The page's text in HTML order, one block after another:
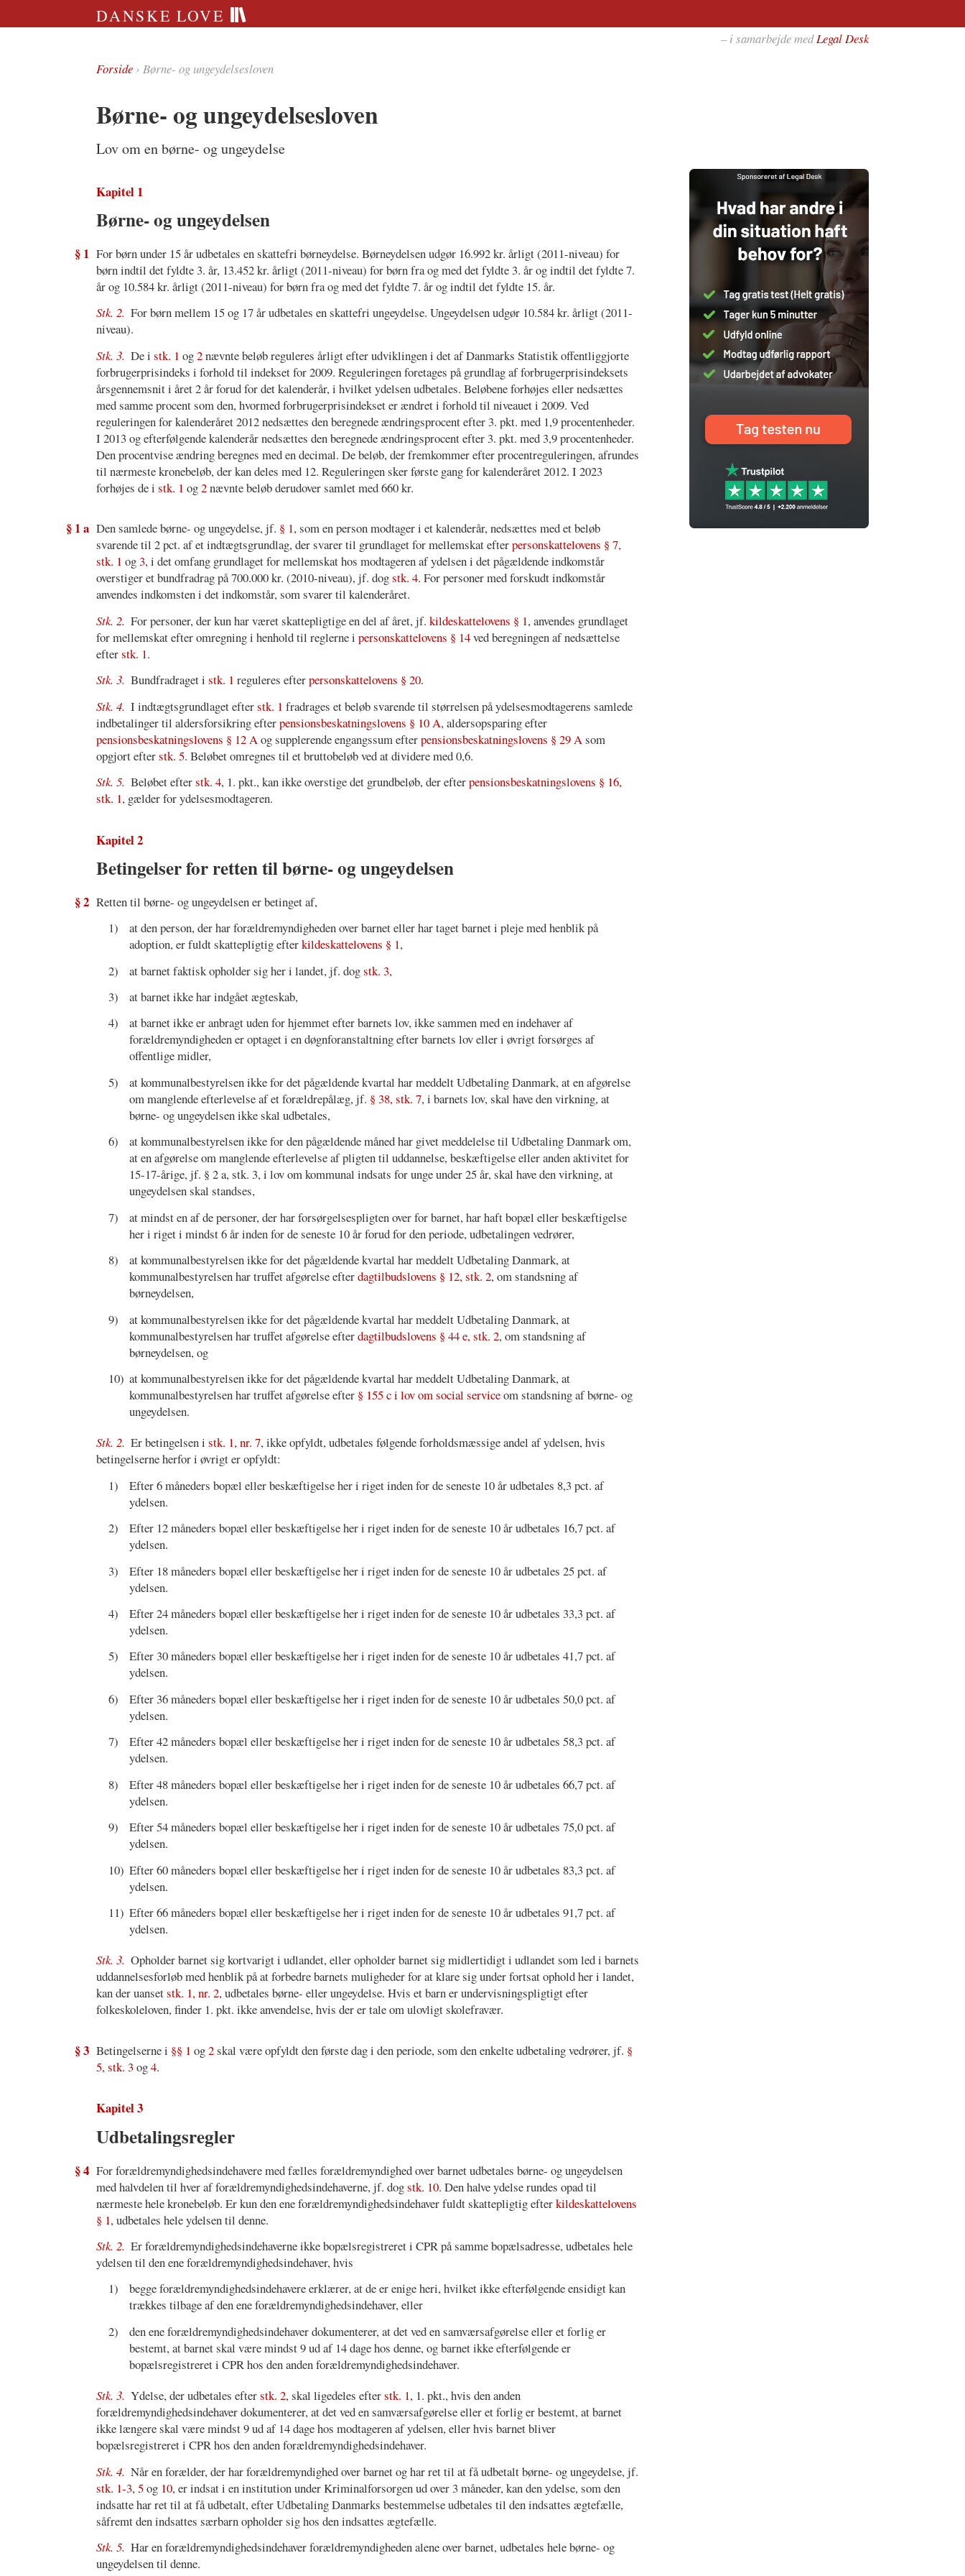
DANSKE LOVE
– i samarbejde medLegal Desk
Forside› Børne- og ungeydelsesloven
Børne- og ungeydelsesloven
Lov om en børne- og ungeydelse
Kapitel 1
Børne- og ungeydelsen
§ 1 For børn under 15 år udbetales en skattefri børneydelse. Børneydelsen udgør 16.992 kr. årligt (2011-niveau) for
børn indtil det fyldte 3. år, 13.452 kr. årligt (2011-niveau) for børn fra og med det fyldte 3. år og indtil det fyldte 7.
år og 10.584 kr. årligt (2011-niveau) for børn fra og med det fyldte 7. år og indtil det fyldte 15. år.
Stk. 2. For børn mellem 15 og 17 år udbetales en skattefri ungeydelse. Ungeydelsen udgør 10.584 kr. årligt (2011-
niveau).
Stk. 3. De i stk. 1 og2nævnte beløb reguleres årligt efter udviklingen i det af Danmarks Statistik offentliggjorte
forbrugerprisindeks i forhold til indekset for 2009. Reguleringen foretages på grundlag af forbrugerprisindeksets
årsgennemsnit i året 2 år forud for det kalenderår, i hvilket ydelsen udbetales. Beløbene forhøjes eller nedsættes
med samme procent som den, hvormed forbrugerprisindekset er ændret i forhold til niveauet i 2009. Ved
reguleringen for kalenderåret 2012 nedsættes den beregnede ændringsprocent efter 3. pkt. med 1,9 procentenheder.
I 2013 og efterfølgende kalenderår nedsættes den beregnede ændringsprocent efter 3. pkt. med 3,9 procentenheder.
Den procentvise ændring beregnes med en decimal. De beløb, der fremkommer efter procentreguleringen, afrundes
til nærmeste kronebeløb, der kan deles med 12. Reguleringen sker første gang for kalenderåret 2012. I 2023
forhøjes de istk. 1 og2nævnte beløb derudover samlet med 660 kr.
§ 1 a Den samlede børne- og ungeydelse, jf. § 1, som en person modtager i et kalenderår, nedsættes med et beløb
svarende til 2 pct. af et indtægtsgrundlag, der svarer til grundlaget for mellemskat efterpersonskattelovens § 7,
stk. 1 og3, i det omfang grundlaget for mellemskat hos modtageren af ydelsen i det pågældende indkomstår
overstiger et bundfradrag på 700.000 kr. (2010-niveau), jf. dogstk. 4. For personer med forskudt indkomstår
anvendes indkomsten i det indkomstår, som svarer til kalenderåret.
Stk. 2. For personer, der kun har været skattepligtige en del af året, jf. kildeskattelovens § 1, anvendes grundlaget
for mellemskat efter omregning i henhold til reglerne ipersonskattelovens § 14ved beregningen af nedsættelse
efterstk. 1.
Stk. 3. Bundfradraget i stk. 1 reguleres efterpersonskattelovens § 20.
Stk. 4. I indtægtsgrundlaget efterstk. 1 fradrages et beløb svarende til størrelsen på ydelsesmodtagerens samlede
indbetalinger til aldersforsikring efterpensionsbeskatningslovens § 10 A, aldersopsparing efter
pensionsbeskatningslovens § 12 A og supplerende engangssum efterpensionsbeskatningslovens § 29 A som
opgjort efterstk. 5. Beløbet omregnes til et bruttobeløb ved at dividere med 0,6.
Stk. 5. Beløbet efterstk. 4, 1. pkt., kan ikke overstige det grundbeløb, der efterpensionsbeskatningslovens § 16,
stk. 1, gælder for ydelsesmodtageren.
Kapitel 2
Betingelser for retten til børne- og ungeydelsen
§ 2 Retten til børne- og ungeydelsen er betinget af,
1)
at den person, der har forældremyndigheden over barnet eller har taget barnet i pleje med henblik på
adoption, er fuldt skattepligtig efterkildeskattelovens § 1,
2)
at barnet faktisk opholder sig her i landet, jf. dogstk. 3,
3)
at barnet ikke har indgået ægteskab,
4)
at barnet ikke er anbragt uden for hjemmet efter barnets lov, ikke sammen med en indehaver af
forældremyndigheden er optaget i en døgnforanstaltning efter barnets lov eller i øvrigt forsørges af
offentlige midler,
5)
at kommunalbestyrelsen ikke for det pågældende kvartal har meddelt Udbetaling Danmark, at en afgørelse
om manglende efterlevelse af et forældrepålæg, jf. § 38, stk. 7, i barnets lov, skal have den virkning, at
børne- og ungeydelsen ikke skal udbetales,
6)
at kommunalbestyrelsen ikke for den pågældende måned har givet meddelelse til Udbetaling Danmark om,
at en afgørelse om manglende efterlevelse af pligten til uddannelse, beskæftigelse eller anden aktivitet for
15-17-årige, jf. § 2 a, stk. 3, i lov om kommunal indsats for unge under 25 år, skal have den virkning, at
ungeydelsen skal standses,
7)
at mindst en af de personer, der har forsørgelsespligten over for barnet, har haft bopæl eller beskæftigelse
her i riget i mindst 6 år inden for de seneste 10 år forud for den periode, udbetalingen vedrører,
8)
at kommunalbestyrelsen ikke for det pågældende kvartal har meddelt Udbetaling Danmark, at
kommunalbestyrelsen har truffet afgørelse efterdagtilbudslovens § 12, stk. 2, om standsning af
børneydelsen,
9)
at kommunalbestyrelsen ikke for det pågældende kvartal har meddelt Udbetaling Danmark, at
kommunalbestyrelsen har truffet afgørelse efterdagtilbudslovens § 44 e, stk. 2, om standsning af
børneydelsen, og
10) at kommunalbestyrelsen ikke for det pågældende kvartal har meddelt Udbetaling Danmark, at
kommunalbestyrelsen har truffet afgørelse efter § 155 c i lov om social serviceom standsning af børne- og
ungeydelsen.
Stk. 2. Er betingelsen i stk. 1, nr. 7, ikke opfyldt, udbetales følgende forholdsmæssige andel af ydelsen, hvis
betingelserne herfor i øvrigt er opfyldt:
1)
Efter 6 måneders bopæl eller beskæftigelse her i riget inden for de seneste 10 år udbetales 8,3 pct. af
ydelsen.
2)
Efter 12 måneders bopæl eller beskæftigelse her i riget inden for de seneste 10 år udbetales 16,7 pct. af
ydelsen.
3)
Efter 18 måneders bopæl eller beskæftigelse her i riget inden for de seneste 10 år udbetales 25 pct. af
ydelsen.
4)
Efter 24 måneders bopæl eller beskæftigelse her i riget inden for de seneste 10 år udbetales 33,3 pct. af
ydelsen.
5)
Efter 30 måneders bopæl eller beskæftigelse her i riget inden for de seneste 10 år udbetales 41,7 pct. af
ydelsen.
6)
Efter 36 måneders bopæl eller beskæftigelse her i riget inden for de seneste 10 år udbetales 50,0 pct. af
ydelsen.
7)
Efter 42 måneders bopæl eller beskæftigelse her i riget inden for de seneste 10 år udbetales 58,3 pct. af
ydelsen.
8)
Efter 48 måneders bopæl eller beskæftigelse her i riget inden for de seneste 10 år udbetales 66,7 pct. af
ydelsen.
9)
Efter 54 måneders bopæl eller beskæftigelse her i riget inden for de seneste 10 år udbetales 75,0 pct. af
ydelsen.
10) Efter 60 måneders bopæl eller beskæftigelse her i riget inden for de seneste 10 år udbetales 83,3 pct. af
ydelsen.
11) Efter 66 måneders bopæl eller beskæftigelse her i riget inden for de seneste 10 år udbetales 91,7 pct. af
ydelsen.
Stk. 3. Opholder barnet sig kortvarigt i udlandet, eller opholder barnet sig midlertidigt i udlandet som led i barnets
uddannelsesforløb med henblik på at forbedre barnets muligheder for at klare sig under fortsat ophold her i landet,
kan der uansetstk. 1, nr. 2, udbetales børne- eller ungeydelse. Hvis et barn er undervisningspligtigt efter
folkeskoleloven, finder 1. pkt. ikke anvendelse, hvis der er tale om ulovligt skolefravær.
§ 3 Betingelserne i §§ 1 og2skal være opfyldt den første dag i den periode, som den enkelte udbetaling vedrører, jf. §
5, stk. 3og4.
Kapitel 3
Udbetalingsregler
§ 4 For forældremyndighedsindehavere med fælles forældremyndighed over barnet udbetales børne- og ungeydelsen
med halvdelen til hver af forældremyndighedsindehaverne, jf. dogstk. 10. Den halve ydelse rundes opad til
nærmeste hele kronebeløb. Er kun den ene forældremyndighedsindehaver fuldt skattepligtig efterkildeskattelovens
§ 1, udbetales hele ydelsen til denne.
Stk. 2. Er forældremyndighedsindehaverne ikke bopælsregistreret i CPR på samme bopælsadresse, udbetales hele
ydelsen til den ene forældremyndighedsindehaver, hvis
1)
begge forældremyndighedsindehavere erklærer, at de er enige heri, hvilket ikke efterfølgende ensidigt kan
trækkes tilbage af den ene forældremyndighedsindehaver, eller
2)
den ene forældremyndighedsindehaver dokumenterer, at det ved en samværsafgørelse eller et forlig er
bestemt, at barnet skal være mindst 9 ud af 14 dage hos denne, og barnet ikke efterfølgende er
bopælsregistreret i CPR hos den anden forældremyndighedsindehaver.
Stk. 3. Ydelse, der udbetales efterstk. 2, skal ligedeles efterstk. 1, 1. pkt., hvis den anden
forældremyndighedsindehaver dokumenterer, at det ved en samværsafgørelse eller et forlig er bestemt, at barnet
ikke længere skal være mindst 9 ud af 14 dage hos modtageren af ydelsen, eller hvis barnet bliver
bopælsregistreret i CPR hos den anden forældremyndighedsindehaver.
Stk. 4. Når en forælder, der har forældremyndighed over barnet og har ret til at få udbetalt børne- og ungeydelse, jf.
stk. 1-3,5og 10, er indsat i en institution under Kriminalforsorgen ud over 3 måneder, kan den ydelse, som den
indsatte har ret til at få udbetalt, efter Udbetaling Danmarks bestemmelse udbetales til den indsattes ægtefælle,
såfremt den indsattes særbarn opholder sig hos den indsattes ægtefælle.
Stk. 5. Har en forældremyndighedsindehaver forældremyndigheden alene over barnet, udbetales hele børne- og
ungeydelsen til denne.